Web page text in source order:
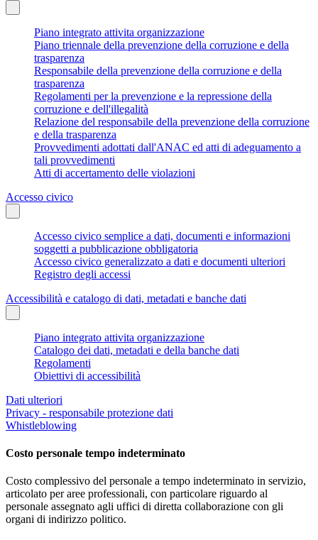
Piano integrato attivita organizzazione
Piano triennale della prevenzione della corruzione e della
trasparenza
Responsabile della prevenzione della corruzione e della
trasparenza
Regolamenti per la prevenzione e la repressione della
corruzione e dell'illegalità
Relazione del responsabile della prevenzione della corruzione
e della trasparenza
Provvedimenti adottati dall'ANAC ed atti di adeguamento a
tali provvedimenti
Atti di accertamento delle violazioni
Accesso civico
Accesso civico semplice a dati, documenti e informazioni
soggetti a pubblicazione obbligatoria
Accesso civico generalizzato a dati e documenti ulteriori
Registro degli accessi
Accessibilità e catalogo di dati, metadati e banche dati
Piano integrato attivita organizzazione
Catalogo dei dati, metadati e della banche dati
Regolamenti
Obiettivi di accessibilità
Dati ulteriori
Privacy - responsabile protezione dati
Whistleblowing
Costo personale tempo indeterminato
Costo complessivo del personale a tempo indeterminato in servizio,
articolato per aree professionali, con particolare riguardo al
personale assegnato agli uffici di diretta collaborazione con gli
organi di indirizzo politico.